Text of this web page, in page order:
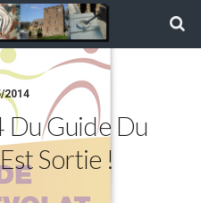
2014
Du Guide Du
Sortie !